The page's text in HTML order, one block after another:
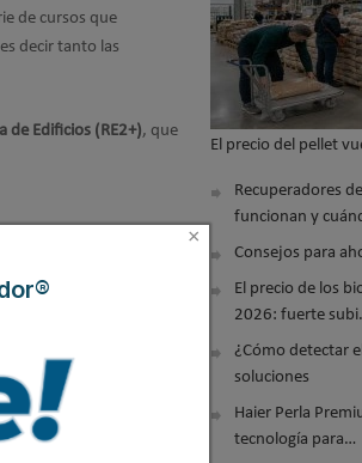
de cursos que
decir tanto las
de Edificios (RE2+), que
El precio del pellet
Recuperadores
funcionan y
Consejos para
El precio de los
2026: fuerte
¿Cómo detectar
soluciones
Haier Perla
tecnología para…
×